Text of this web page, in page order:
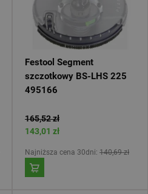
Festool Segment
szczotkowy BS-LHS 225
495166
165,52 zł
143,01 zł
Najniższa cena 30dni: 140,69 zł